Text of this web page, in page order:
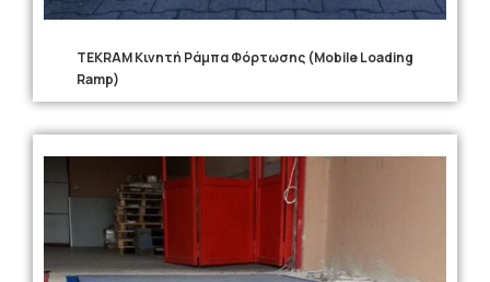
TEKRAM Κινητή Ράμπα Φόρτωσης (Mobile Loading
Ramp)